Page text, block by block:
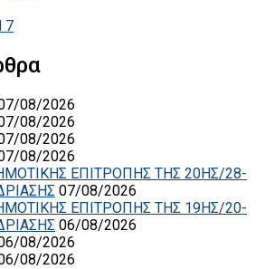
7
08/2026
08/2026
08/2026
08/2026
ΕΠΙΤΡΟΠΗΣ ΤΗΣ 20ΗΣ/28-
07/08/2026
ΕΠΙΤΡΟΠΗΣ ΤΗΣ 19ΗΣ/20-
06/08/2026
08/2026
08/2026